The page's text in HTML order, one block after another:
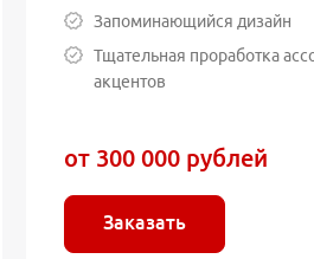
Запоминающийся дизайн
Тщательная проработка
акцентов
от 300 000 рублей
Заказать